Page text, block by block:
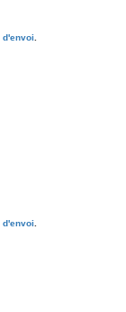
d'envoi
d'envoi